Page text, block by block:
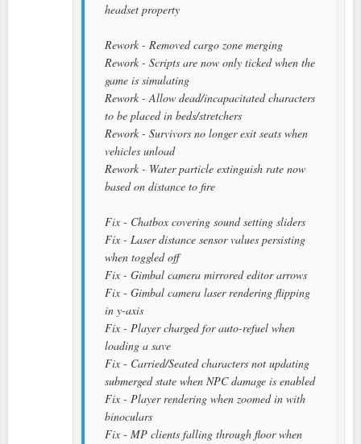
headset property
Rework - Removed cargo zone merging
Rework - Scripts are now only ticked when the
game is simulating
Rework - Allow dead/incapacitated characters
to be placed in beds/stretchers
Rework - Survivors no longer exit seats when
vehicles unload
Rework - Water particle extinguish rate now
based on distance to fire
Fix - Chatbox covering sound setting sliders
Fix - Laser distance sensor values persisting
when toggled off
Fix - Gimbal camera mirrored editor arrows
Fix - Gimbal camera laser rendering flipping
in y-axis
Fix - Player charged for auto-refuel when
loading a save
Fix - Carried/Seated characters not updating
submerged state when NPC damage is enabled
Fix - Player rendering when zoomed in with
binoculars
Fix - MP clients falling through floor when